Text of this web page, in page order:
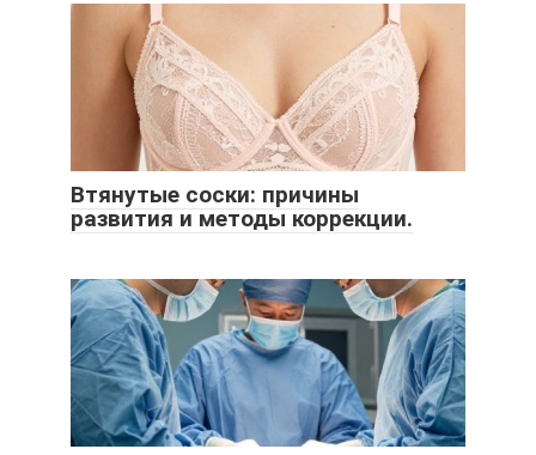
Втянутые соски: причины
развития и методы коррекции.